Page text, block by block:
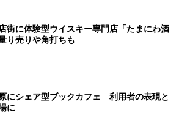
街に体験型ウイスキー専門店「たまにわ酒
り売りや角打ちも
にシェア型ブックカフェ 利用者の表現と
に